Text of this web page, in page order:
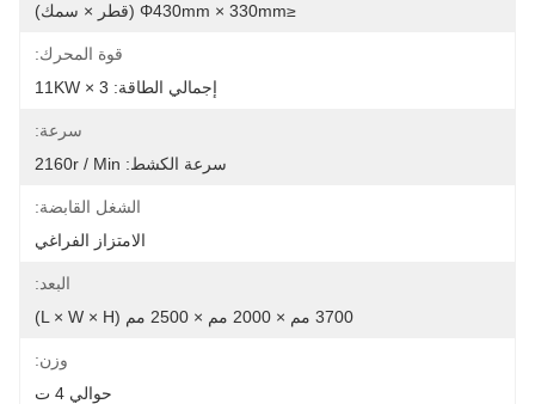
≤φ430mm × 330mm (قطر × سمك)
قوة المحرك:
إجمالي الطاقة: 11KW × 3
سرعة:
سرعة الكشط: 2160r / Min
الشغل القابضة:
الامتزاز الفراغي
البعد:
3700 مم × 2000 مم × 2500 مم (L × W × H)
وزن:
حوالي 4 ت